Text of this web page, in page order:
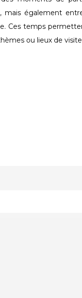
mais également
Ces temps
ou lieux de